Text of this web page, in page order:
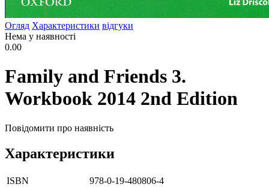
Огляд Характеристики відгуки
Нема у наявності
0.00
Family and Friends 3.
Workbook 2014 2nd Edition
Повідомити про наявність
Характеристики
ISBN
978-0-19-480806-4